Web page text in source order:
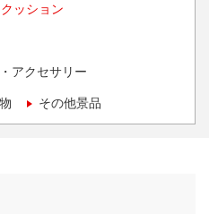
ッション
アクセサリー
その他景品